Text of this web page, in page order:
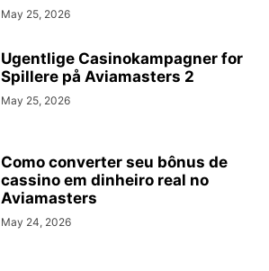
May 25, 2026
Ugentlige Casinokampagner for
Spillere på Aviamasters 2
May 25, 2026
Como converter seu bônus de
cassino em dinheiro real no
Aviamasters
May 24, 2026